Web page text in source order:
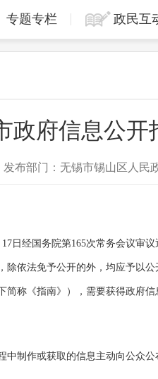
专题专栏 政民互
政府信息公开
布部门：无锡市锡山区人民
日经国务院第165次常务会议审议
法免予公开的外，均应予以公
《指南》），需要获得政府信
作或获取的信息主动向公众